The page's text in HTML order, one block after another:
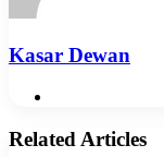
Kasar Dewan
Related Articles